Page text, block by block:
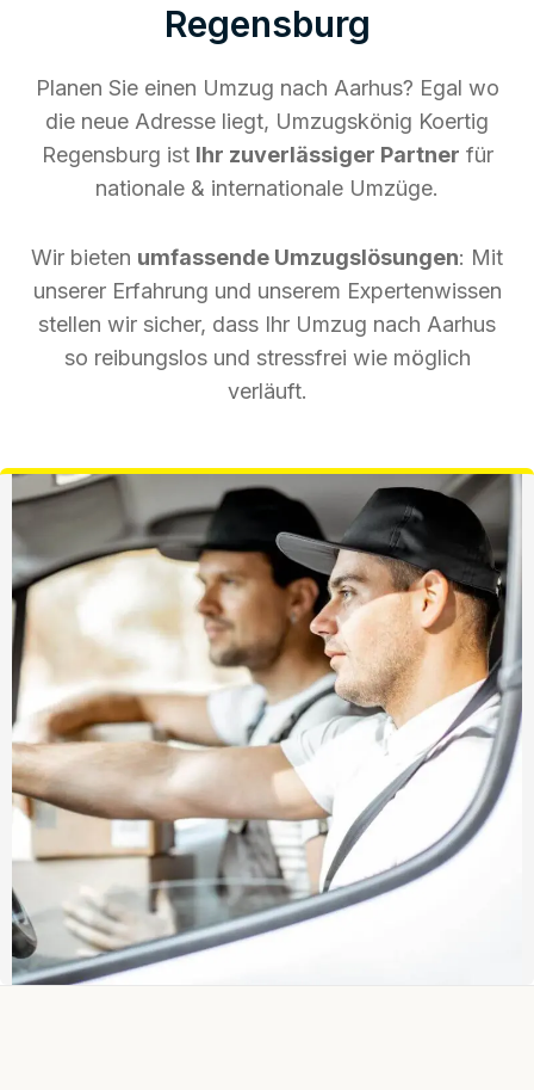
Regensburg
Planen Sie einen Umzug nach Aarhus? Egal wo
die neue Adresse liegt, Umzugskönig Koertig
Regensburg ist Ihr zuverlässiger Partner für
nationale & internationale Umzüge.
Wir bieten umfassende Umzugslösungen: Mit
unserer Erfahrung und unserem Expertenwissen
stellen wir sicher, dass Ihr Umzug nach Aarhus
so reibungslos und stressfrei wie möglich
verläuft.